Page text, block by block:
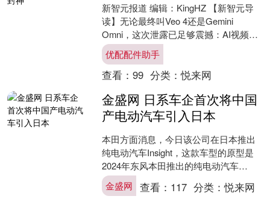
新智元报道 编辑：KingHZ 【新智元导
读】无论最终叫Veo 4还是Gemini
Omni，这次泄露已足够震撼：AI视频不
再是短视频工具，而是拥有导演思维的
叙....
优配配件助手
查看： 99 分类：悦来网
金盛网 日系车企首次将中国
产电动汽车引入日本
本田方面消息，今日该公司在日本推出
纯电动汽车Insight，这款车型的原型是
2024年东风本田推出的纯电动汽车
e:NS2。 这也是日系车企首次将中国产
电动车引入....
金盛网 查看： 117 分类：悦来网